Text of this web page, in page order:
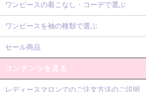
ワンピースの着こなし・コーデで選ぶ
ワンピースを袖の種類で選ぶ
セール商品
コンテンツを見る
レディースマロンでのご注文方法のご説明